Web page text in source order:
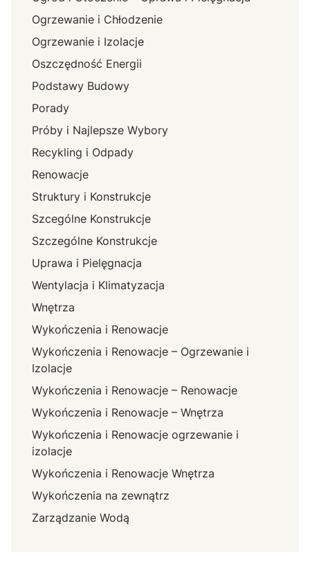
Ogrzewanie i Chłodzenie
Ogrzewanie i Izolacje
Oszczędność Energii
Podstawy Budowy
Porady
Próby i Najlepsze Wybory
Recykling i Odpady
Renowacje
Struktury i Konstrukcje
Szcególne Konstrukcje
Szczególne Konstrukcje
Uprawa i Pielęgnacja
Wentylacja i Klimatyzacja
Wnętrza
Wykończenia i Renowacje
Wykończenia i Renowacje – Ogrzewanie i
Izolacje
Wykończenia i Renowacje – Renowacje
Wykończenia i Renowacje – Wnętrza
Wykończenia i Renowacje ogrzewanie i
izolacje
Wykończenia i Renowacje Wnętrza
Wykończenia na zewnątrz
Zarządzanie Wodą